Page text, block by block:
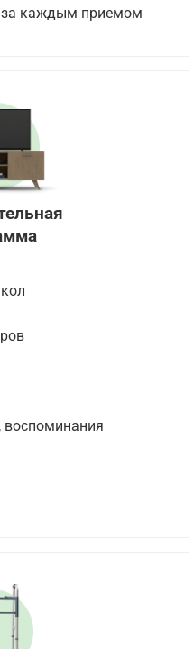
каждым приемом
воспоминания